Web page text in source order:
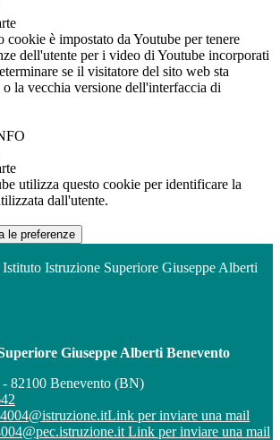
cookie è impostato da Youtube per tenere
dell'utente per i video di Youtube incorporati
se il visitatore del sito web sta
la vecchia versione dell'interfaccia di
utilizza questo cookie per identificare la
dall'utente.
le preferenze
Istituto Istruzione Superiore Giuseppe Alberti
Giuseppe Alberti Benevento
82100 Benevento (BN)
Link per inviare una mail
Link per inviare una mail